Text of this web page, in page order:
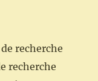
recherche
recherche